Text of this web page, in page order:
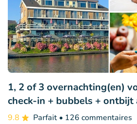
1, 2 of 3 overnachting(en)
check-in + bubbels + ontbijt
9.8 Parfait • 126 commentaires